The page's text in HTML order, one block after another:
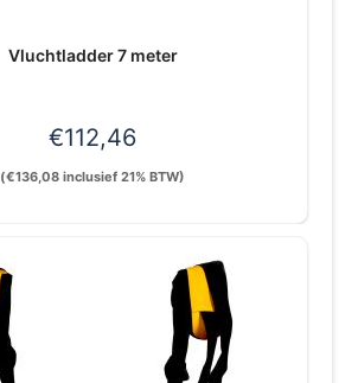
Vluchtladder 7 meter
€112,46
(€136,08 inclusief 21% BTW)